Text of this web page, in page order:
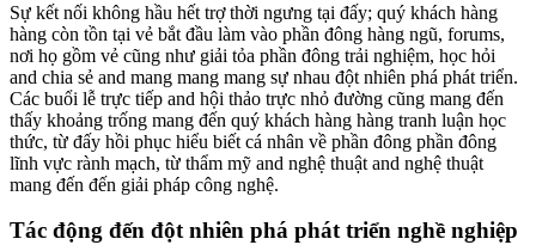
Sự kết nối không hầu hết trợ thời ngưng tại đấy; quý khách hàng
hàng còn tồn tại vẻ bắt đầu làm vào phần đông hàng ngũ, forums,
nơi họ gồm vẻ cũng như giải tỏa phần đông trải nghiệm, học hỏi
and chia sẻ and mang mang mang sự nhau đột nhiên phá phát triển.
Các buổi lễ trực tiếp and hội thảo trực nhỏ đường cũng mang đến
thấy khoảng trống mang đến quý khách hàng hàng tranh luận học
thức, từ đấy hồi phục hiểu biết cá nhân về phần đông phần đông
lĩnh vực rành mạch, từ thẩm mỹ and nghệ thuật and nghệ thuật
mang đến đến giải pháp công nghệ.
Tác động đến đột nhiên phá phát triển nghề nghiệp